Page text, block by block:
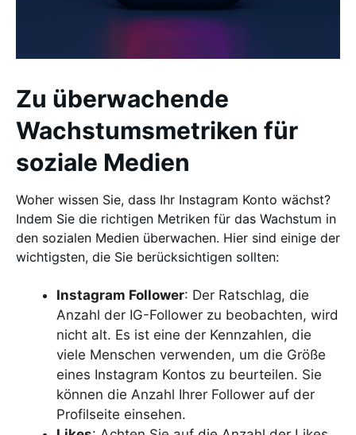
Zu überwachende
Wachstumsmetriken für
soziale Medien
Woher wissen Sie, dass Ihr Instagram Konto wächst?
Indem Sie die richtigen Metriken für das Wachstum in
den sozialen Medien überwachen. Hier sind einige der
wichtigsten, die Sie berücksichtigen sollten:
Instagram Follower: Der Ratschlag, die
Anzahl der IG-Follower zu beobachten, wird
nicht alt. Es ist eine der Kennzahlen, die
viele Menschen verwenden, um die Größe
eines Instagram Kontos zu beurteilen. Sie
können die Anzahl Ihrer Follower auf der
Profilseite einsehen.